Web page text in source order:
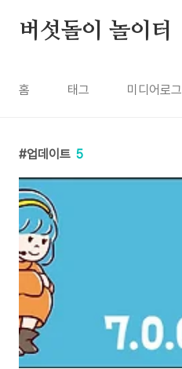
버섯돌이 놀이터
홈 태그 미디어로그
업데이트 5